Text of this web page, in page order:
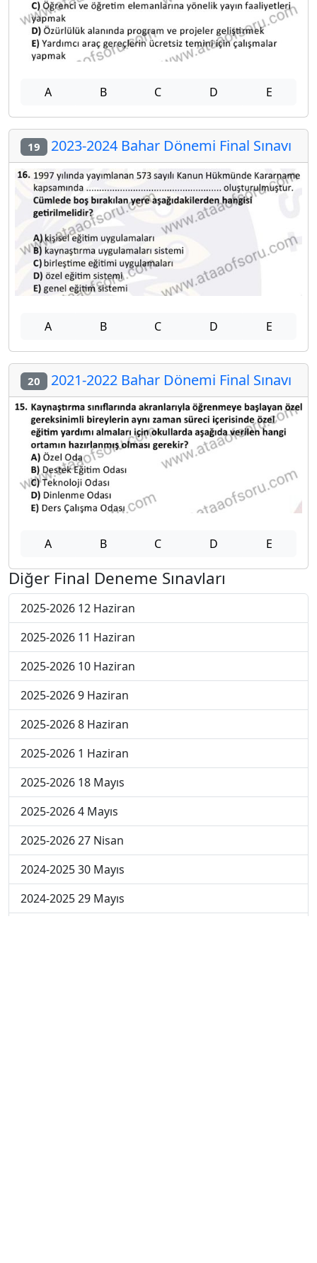
A B C D E
19 2023-2024 Bahar Dönemi Final Sınavı
A B C D E
20 2021-2022 Bahar Dönemi Final Sınavı
A B C D E
Diğer Final Deneme Sınavları
2025-2026 12 Haziran
2025-2026 11 Haziran
2025-2026 10 Haziran
2025-2026 9 Haziran
2025-2026 8 Haziran
2025-2026 1 Haziran
2025-2026 18 Mayıs
2025-2026 4 Mayıs
2025-2026 27 Nisan
2024-2025 30 Mayıs
2024-2025 29 Mayıs